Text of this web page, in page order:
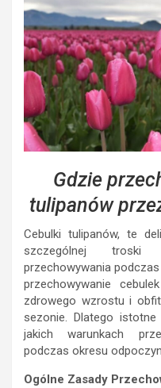
Gdzie
tulipanów
Cebulki tulipanów, te
szczególnej troski
przechowywania
przechowywanie
zdrowego wzrostu i
sezonie. Dlatego
jakich warunkach
podczas okresu
Ogólne Zasady